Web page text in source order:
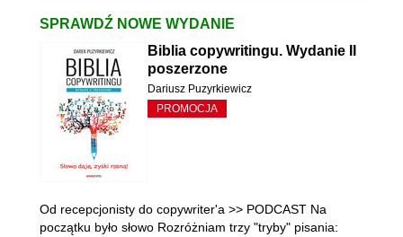
SPRAWDŹ NOWE WYDANIE
Biblia copywritingu. Wydanie II
poszerzone
Dariusz Puzyrkiewicz
PROMOCJA
Od recepcjonisty do copywriter'a >> PODCAST Na
początku było słowo Rozróżniam trzy "tryby" pisania: